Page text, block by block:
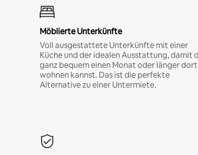
Möblierte Unterkünfte
Voll ausgestattete Unterkünfte mit einer
Küche und der idealen Ausstattung, damit
ganz bequem einen Monat oder länger dort
wohnen kannst. Das ist die perfekte
Alternative zu einer Untermiete.